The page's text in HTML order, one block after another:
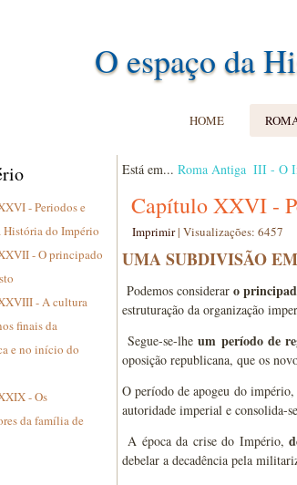
O espaço da
HOME
- Periodos e
História do Império
- O principado
- A cultura
finais da
e no início do
- Os
da família de
Está em... Roma Antiga III - O
Capítulo XXVI -
Imprimir| Visualizações: 6457
UMA SUBDIVISÃO
Podemos consideraro
estruturação da organização
Segue-se-lheum período de
oposição republicana, que os
O período de apogeu do império,
autoridade imperial e consolida-
A época da crise do Império,
debelar a decadência pela